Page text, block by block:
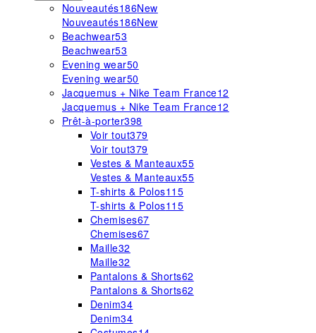
Nouveautés186New
Nouveautés186New
Beachwear53
Beachwear53
Evening wear50
Evening wear50
Jacquemus + Nike Team France12
Jacquemus + Nike Team France12
Prêt-à-porter398
Voir tout379
Voir tout379
Vestes & Manteaux55
Vestes & Manteaux55
T-shirts & Polos115
T-shirts & Polos115
Chemises67
Chemises67
Maille32
Maille32
Pantalons & Shorts62
Pantalons & Shorts62
Denim34
Denim34